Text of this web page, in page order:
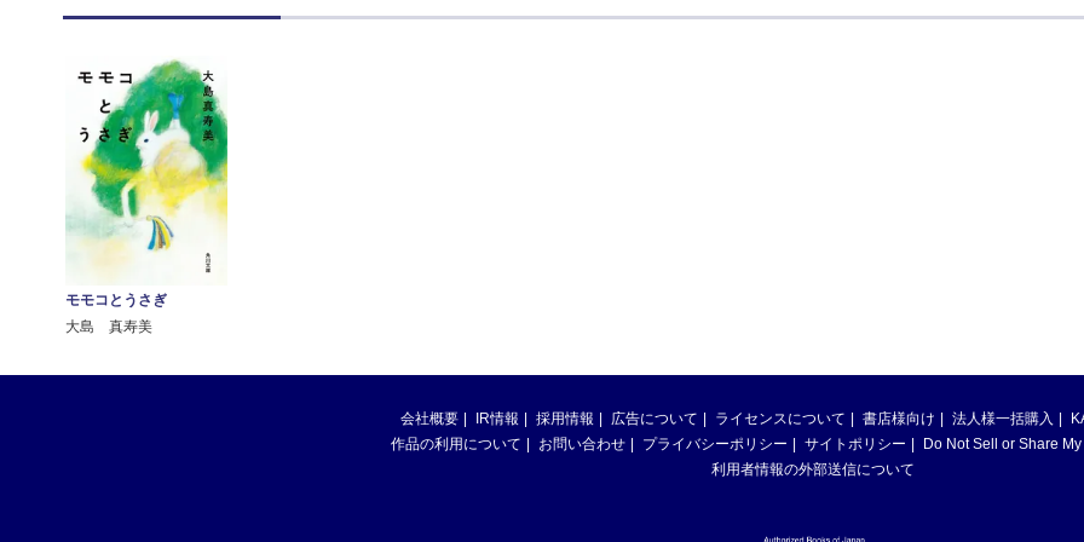
モモコとうさぎ
大島 真寿美
会社概要 IR情報 採用情報 広告について ライセンスについて 書店様向け 法人様一括購入
作品の利用について
お問い合わせ プライバシーポリシー サイトポリシー
Do Not Sell or Share
利用者情報の外部送信について